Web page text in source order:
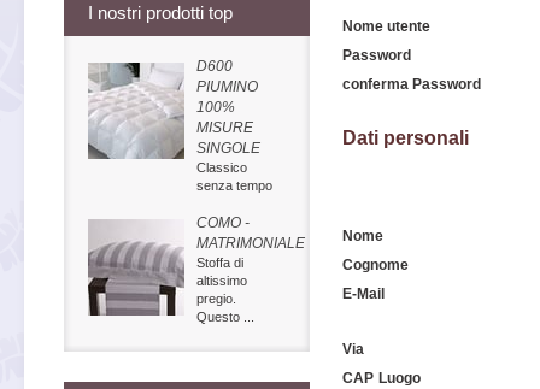
Nome utente
Password
conferma Password
Dati personali
Nome
Cognome
E-Mail
Via
CAP Luogo
I nostri prodotti top
D600
PIUMINO
100%
MISURE
SINGOLE
Classico
senza tempo
COMO -
MATRIMONIALE
Stoffa di
altissimo
pregio.
Questo ...